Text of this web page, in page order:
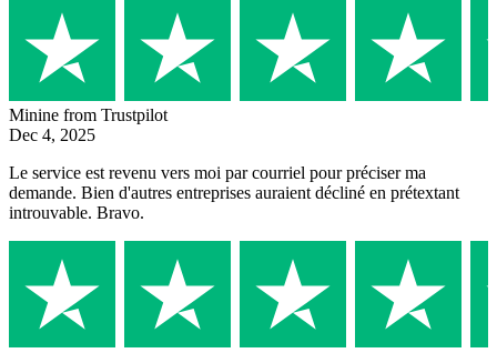
Minine from Trustpilot
Dec 4, 2025
Le service est revenu vers moi par courriel pour préciser ma
demande. Bien d'autres entreprises auraient décliné en prétextant
introuvable. Bravo.